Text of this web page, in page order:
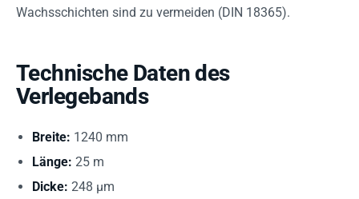
Wachsschichten sind zu vermeiden (DIN 18365).
Technische Daten des
Verlegebands
Breite: 1240 mm
Länge: 25 m
Dicke: 248 µm